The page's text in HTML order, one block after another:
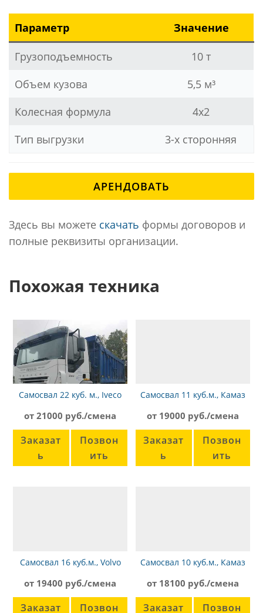
Параметр Значение
Грузоподъемность
10 т
Объем кузова
5,5 м³
Колесная формула
4х2
Тип выгрузки
3-х сторонняя
АРЕНДОВАТЬ
Здесь вы можете скачать формы договоров и
полные реквизиты организации.
Похожая техника
Самосвал 22 куб. м., Iveco
от 21000 руб./смена
Заказат
ь
Позвон
ить
Самосвал 11 куб.м., Камаз
от 19000 руб./смена
Заказат
ь
Позвон
ить
Самосвал 16 куб.м., Volvo
от 19400 руб./смена
Заказат
Позвон
Самосвал 10 куб.м., Камаз
от 18100 руб./смена
Заказат
Позвон